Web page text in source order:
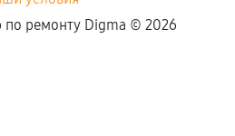
по ремонту Digma © 2026